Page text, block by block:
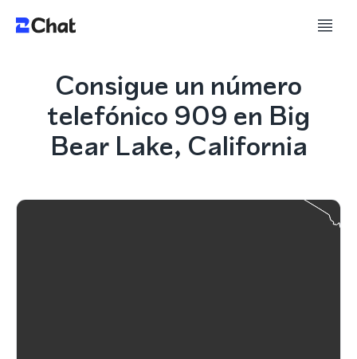
Consigue un número
telefónico 909 en Big
Bear Lake, California